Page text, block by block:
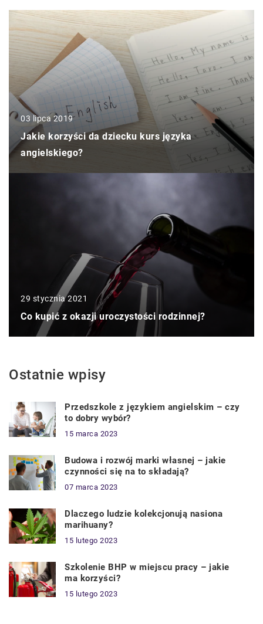
03 lipca 2019
Jakie korzyści da dziecku kurs języka
angielskiego?
29 stycznia 2021
Co kupić z okazji uroczystości rodzinnej?
Ostatnie wpisy
Przedszkole z językiem angielskim – czy
to dobry wybór?
15 marca 2023
Budowa i rozwój marki własnej – jakie
czynności się na to składają?
07 marca 2023
Dlaczego ludzie kolekcjonują nasiona
marihuany?
15 lutego 2023
Szkolenie BHP w miejscu pracy – jakie
ma korzyści?
15 lutego 2023